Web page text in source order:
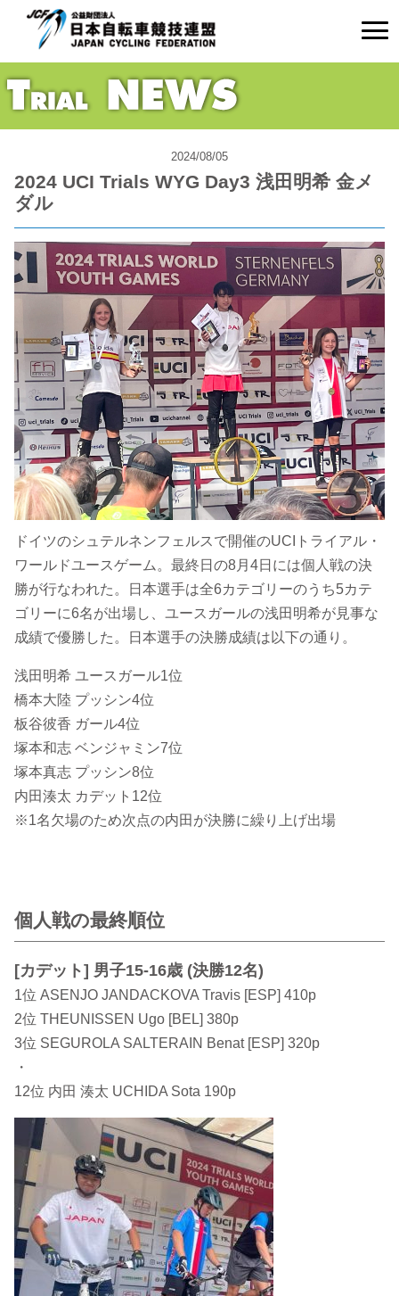
2024/08/05
2024 UCI Trials WYG Day3 浅田明希 金メ
ダル
ドイツのシュテルネンフェルスで開催のUCIトライアル・
ワールドユースゲーム。最終日の8月4日には個人戦の決
勝が行なわれた。日本選手は全6カテゴリーのうち5カテ
ゴリーに6名が出場し、ユースガールの浅田明希が見事な
成績で優勝した。日本選手の決勝成績は以下の通り。
浅田明希 ユースガール1位
橋本大陸 プッシン4位
板谷彼香 ガール4位
塚本和志 ベンジャミン7位
塚本真志 プッシン8位
内田湊太 カデット12位
※1名欠場のため次点の内田が決勝に繰り上げ出場
個人戦の最終順位
[カデット] 男子15-16歳 (決勝12名)
1位 ASENJO JANDACKOVA Travis [ESP] 410p
2位 THEUNISSEN Ugo [BEL] 380p
3位 SEGUROLA SALTERAIN Benat [ESP] 320p
・
12位 内田 湊太 UCHIDA Sota 190p